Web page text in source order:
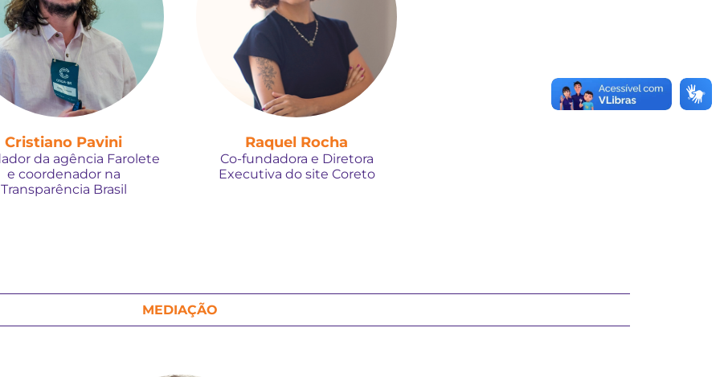
Cristiano Pavini
da agência Farolete
e coordenador na
Transparência Brasil
Raquel Rocha
Co-fundadora e Diretora
Executiva do site Coreto
MEDIAÇÃO